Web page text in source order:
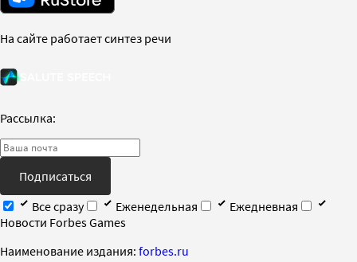
На сайте работает синтез речи
Рассылка:
Подписаться
Все сразу
Еженедельная
Ежедневная
Новости Forbes Games
Наименование издания: forbes.ru